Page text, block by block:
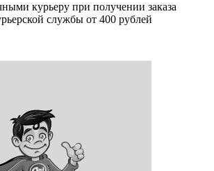
курьеру при получении заказа
службы от 400 рублей